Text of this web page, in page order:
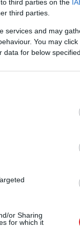
third parties on the
third parties.
services and may
You may
data for below
or Sharing
for which it
un
ASV
kravas
brīdim,
tiks